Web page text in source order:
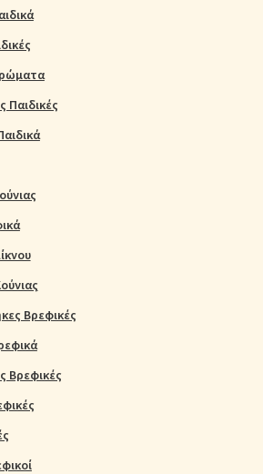
Παιδικές
Βρεφικές
Βρεφικές